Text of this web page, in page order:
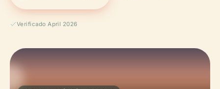
Verificado April 2026